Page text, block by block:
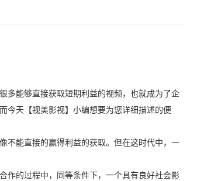
多能够直接获取短期利益的视频，也就成为了企
今天【视美影视】小编想要为您详细描述的便
不能直接的赢得利益的获取。但在这时代中，一
作的过程中，同等条件下，一个具有良好社会影